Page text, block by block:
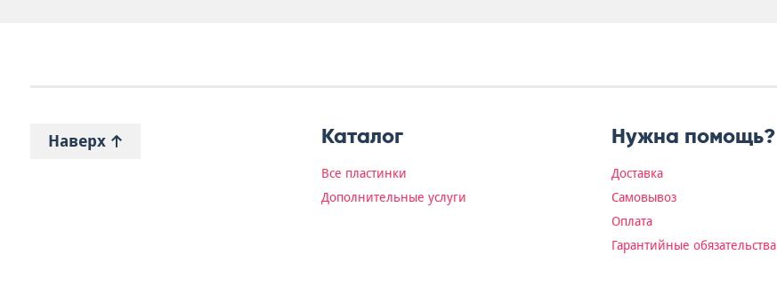
Наверх Каталог
Все пластинки
Дополнительные услуги
Нужна помощь?
Доставка
Самовывоз
Оплата
Гарантийные обязательства